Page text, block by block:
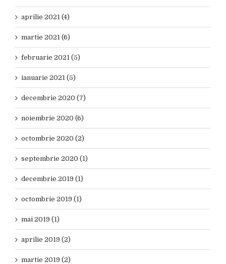
aprilie 2021 (4)
martie 2021 (6)
februarie 2021 (5)
ianuarie 2021 (5)
decembrie 2020 (7)
noiembrie 2020 (6)
octombrie 2020 (2)
septembrie 2020 (1)
decembrie 2019 (1)
octombrie 2019 (1)
mai 2019 (1)
aprilie 2019 (2)
martie 2019 (2)